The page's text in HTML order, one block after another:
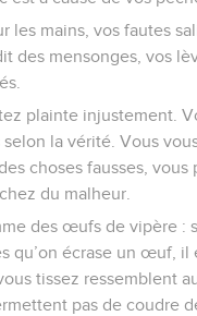
les mains, vos fautes
des mensonges, vos
plainte injustement.
la vérité. Vous
choses fausses, vous
du malheur.
des œufs de vipère :
qu’on écrase un œuf, il
tissez ressemblent
pas de coudre